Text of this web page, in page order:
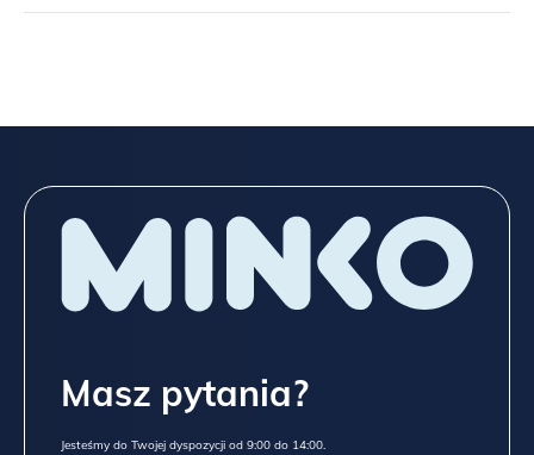
Masz pytania?
Jesteśmy do Twojej dyspozycji od 9:00 do 14:00.